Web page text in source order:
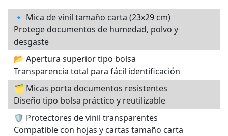
🔹 Mica de vinil tamaño carta (23x29 cm)
Protege documentos de humedad, polvo y
desgaste
📂 Apertura superior tipo bolsa
Transparencia total para fácil identificación
🗂 Micas porta documentos resistentes
Diseño tipo bolsa práctico y reutilizable
🛡 Protectores de vinil transparentes
Compatible con hojas y cartas tamaño carta